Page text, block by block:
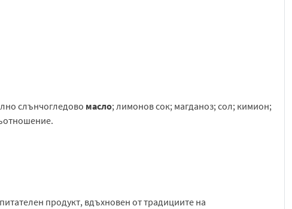
слънчогледово масло; лимонов сок; магданоз; сол; кимион;
продукт, вдъхновен от традициите на